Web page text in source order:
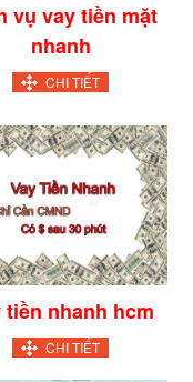
vụ vay tiền mặt
nhanh
CHI TIẾT
tiền nhanh hcm
CHI TIẾT